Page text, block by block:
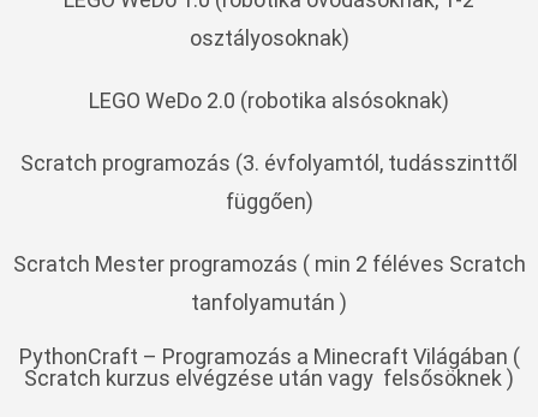
osztályosoknak)
LEGO WeDo 2.0 (robotika alsósoknak)
Scratch programozás (3. évfolyamtól, tudásszinttől
függően)
Scratch Mester programozás ( min 2 féléves Scratch
tanfolyamután )
PythonCraft – Programozás a Minecraft Világában (
Scratch kurzus elvégzése után vagy felsősöknek )